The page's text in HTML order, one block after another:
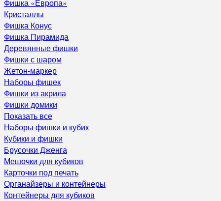
Фишка «Европа»
Кристаллы
Фишка Конус
Фишка Пирамида
Деревянные фишки
Фишки с шаром
Жетон-маркер
Наборы фишек
Фишки из акрила
Фишки домики
Показать все
Наборы фишки и кубик
Кубики и фишки
Брусочки Дженга
Мешочки для кубиков
Карточки под печать
Органайзеры и контейнеры
Контейнеры для кубиков